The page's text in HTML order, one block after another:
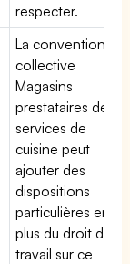
respecter.
La convention
collective
Magasins
prestataires de
services de
cuisine peut
ajouter des
dispositions
particulières en
plus du droit du
travail sur ce